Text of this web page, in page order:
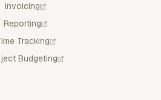
Invoicing
Reporting
Tracking
Budgeting